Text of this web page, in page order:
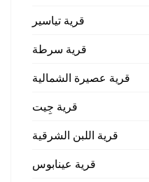
قرية تياسير
قرية سرطة
قرية عصيرة الشمالية
قرية جِيت
قرية اللبن الشرقية
قرية عينابوس